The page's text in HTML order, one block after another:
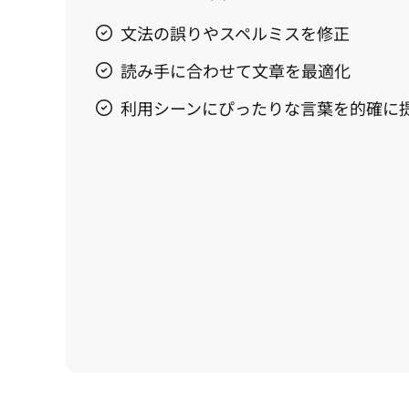
文法の誤りやスペルミスを修正
読み手に合わせて文章を最適化
利用シーンにぴったりな言葉を的確に